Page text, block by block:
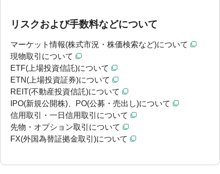
リスクおよび手数料などについて
マーケット情報(株式市況・株価検索など)について
現物取引について
ETF(上場投資信託)について
ETN(上場投資証券)について
REIT(不動産投資信託)について
IPO(新規公開株)、PO(公募・売出し)について
信用取引・一日信用取引について
先物・オプション取引について
FX(外国為替証拠金取引)について